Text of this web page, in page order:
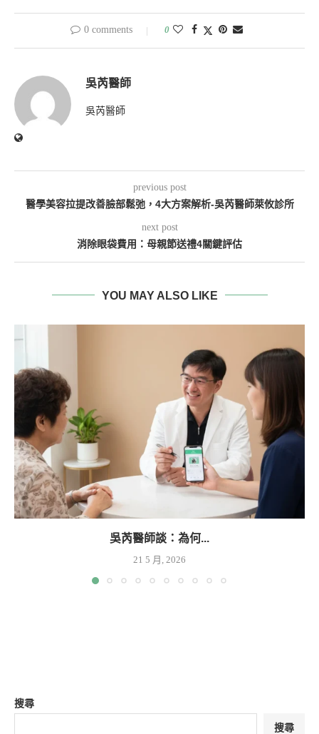
0 comments 0
吳芮醫師
吳芮醫師
previous post
醫學美容拉提改善臉部鬆弛，4大方案解析-吳芮醫師萊攸診所
next post
消除眼袋費用：母親節送禮4關鍵評估
YOU MAY ALSO LIKE
吳芮醫師談：為何...
21 5 月, 2026
搜尋
搜尋